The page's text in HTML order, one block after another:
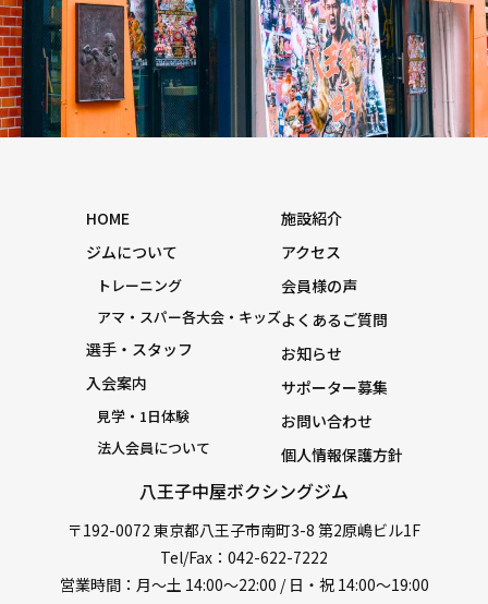
八王子中屋ボクシングジム
〒192-0072 東京都八王子市南町3-8 第2原嶋ビル1F
Tel/Fax：042-622-7222
営業時間：月〜土 14:00〜22:00 / 日・祝 14:00〜19:00
HOME
ジムについて
トレーニング
アマ・スパー各大会・キッズ
選手・スタッフ
入会案内
見学・1日体験
法人会員について
施設紹介
アクセス
会員様の声
よくあるご質問
お知らせ
サポーター募集
お問い合わせ
個人情報保護方針